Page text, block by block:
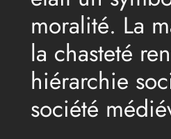
moralité. La
la chasteté
hiérarchie
société